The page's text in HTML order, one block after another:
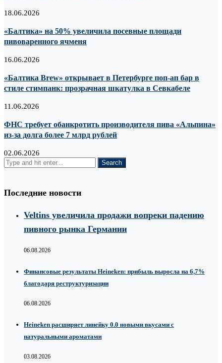
18.06.2026
«Балтика» на 50% увеличила посевные площади
пивоваренного ячменя
16.06.2026
«Балтика Brew» открывает в Петербурге поп-ап бар в
стиле стимпанк: прозрачная шкатулка в Севкабеле
11.06.2026
ФНС требует обанкротить производителя пива «Альпина»
из-за долга более 7 млрд рублей
02.06.2026
Последние новости
Veltins увеличила продажи вопреки падению
пивного рынка Германии
06.08.2026
Финансовые результаты Heineken: прибыль выросла на 6,7%
благодаря реструктуризации
06.08.2026
Heineken расширяет линейку 0.0 новыми вкусами с
натуральными ароматами
03.08.2026